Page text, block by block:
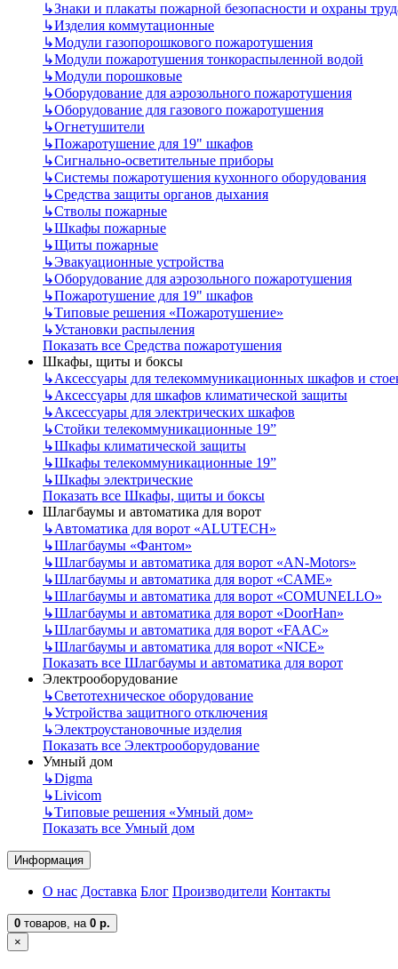
↳Знаки и плакаты пожарной безопасности и охраны
↳Изделия коммутационные
↳Модули газопорошкового пожаротушения
↳Модули пожаротушения тонкораспыленной водой
↳Модули порошковые
↳Оборудование для аэрозольного пожаротушения
↳Оборудование для газового пожаротушения
↳Огнетушители
↳Пожаротушение для 19" шкафов
↳Сигнально-осветительные приборы
↳Системы пожаротушения кухонного оборудования
↳Средства защиты органов дыхания
↳Стволы пожарные
↳Шкафы пожарные
↳Щиты пожарные
↳Эвакуационные устройства
↳Оборудование для аэрозольного пожаротушения
↳Пожаротушение для 19" шкафов
↳Типовые решения «Пожаротушение»
↳Установки распыления
Показать все Средства пожаротушения
Шкафы, щиты и боксы
↳Аксессуары для телекоммуникационных шкафов и
↳Аксессуары для шкафов климатической защиты
↳Аксессуары для электрических шкафов
↳Стойки телекоммуникационные 19”
↳Шкафы климатической защиты
↳Шкафы телекоммуникационные 19”
↳Шкафы электрические
Показать все Шкафы, щиты и боксы
Шлагбаумы и автоматика для ворот
↳Автоматика для ворот «ALUTECH»
↳Шлагбаумы «Фантом»
↳Шлагбаумы и автоматика для ворот «AN-Motors»
↳Шлагбаумы и автоматика для ворот «CAME»
↳Шлагбаумы и автоматика для ворот «COMUNELLO»
↳Шлагбаумы и автоматика для ворот «DoorHan»
↳Шлагбаумы и автоматика для ворот «FAAC»
↳Шлагбаумы и автоматика для ворот «NICE»
Показать все Шлагбаумы и автоматика для ворот
Электрооборудование
↳Светотехническое оборудование
↳Устройства защитного отключения
↳Электроустановочные изделия
Показать все Электрооборудование
Умный дом
↳Digma
↳Livicom
↳Типовые решения «Умный дом»
Показать все Умный дом
Информация
О нас Доставка Блог Производители Контакты
0 товаров, на 0 р.
×